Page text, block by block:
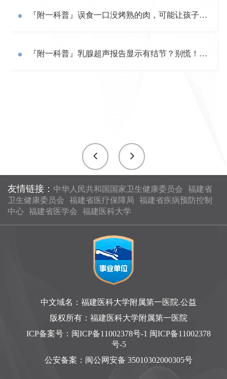
『附一科普』误食一口没烤熟的肉，可能让孩子进ICU！认识溶血尿毒症综合征
『附一科普』乳腺超声报告显示有结节？别慌！专家教你看懂乳腺结节分类及应对方案
友情链接： 中华人民共和国国家卫生健康委员会
福建省
卫生健康委员会
福建省医疗保障局
福建省疾病预防控制
中心 福建省医学会 福建医科大学
中文域名：福建医科大学附属第一医院.公益
版权所有：福建医科大学附属第一医院
ICP备案号： 闽ICP备11002378号-1 闽ICP备11002378
号-5
公安备案： 闽公网安备 35010302000305号